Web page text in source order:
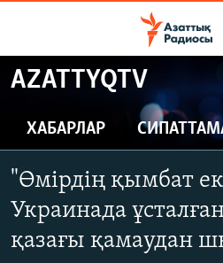
Skip
to
content
main
Navigation
Skip
ЖАҢАЛЫҚТАР
САЯСАТ
ҚАҢТАР ОҚИҒАСЫ
АДАМ ҚҰҚЫҚТАРЫ
ӘЛЕУМЕТ
AZATTYQTV
ХАБАРЛАР
"Өмірдің қымбат
Украинада
қазағы қамаудан